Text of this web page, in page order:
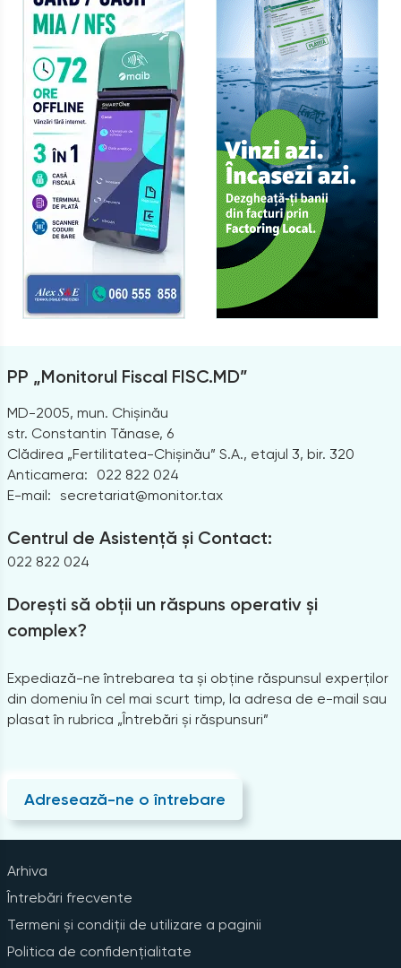
PP „Monitorul Fiscal FISC.MD”
MD-2005, mun. Chișinău
str. Constantin Tănase, 6
Clădirea „Fertilitatea-Chișinău” S.A., etajul 3, bir. 320
Anticamera:
022 822 024
E-mail: secretariat@monitor.tax
Centrul de Asistență și Contact:
022 822 024
Dorești să obții un răspuns operativ și
complex?
Expediază-ne întrebarea ta și obține răspunsul experților
din domeniu în cel mai scurt timp, la adresa de e-mail sau
plasat în rubrica „Întrebări și răspunsuri”
Adresează-ne o întrebare
Arhiva
Întrebări frecvente
Termeni și condiții de utilizare a paginii
Politica de confidențialitate